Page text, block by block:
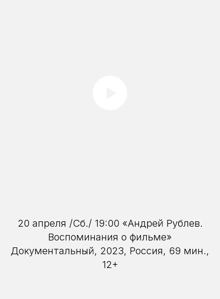
20 апреля /Сб./ 19:00 «Андрей Рублев.
Воспоминания о фильме»
Документальный, 2023, Россия, 69 мин.,
12+